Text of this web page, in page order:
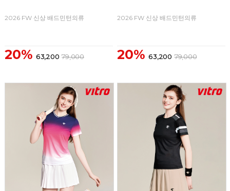
2026 FW 신상 배드민턴의류
20% 63,200 79,000
2026 FW 신상 배드민턴의류
20% 63,200 79,000